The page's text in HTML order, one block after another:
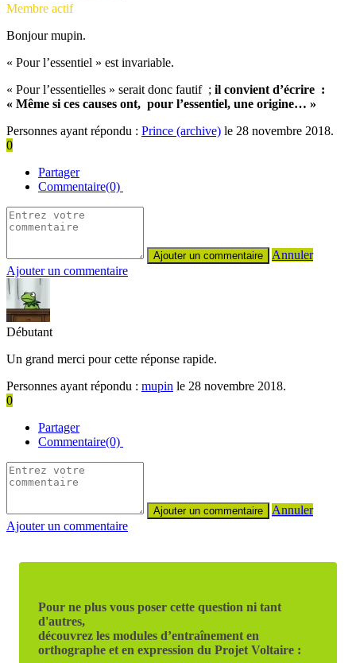
Membre actif
Bonjour mupin.
« Pour l’essentiel » est invariable.
« Pour l’essentielles » serait donc fautif ; il convient d’écrire :
« Même si ces causes ont, pour l’essentiel, une origine… »
Personnes ayant répondu : Prince (archive) le 28 novembre 2018.
0
Partager
Commentaire(0)
Annuler
Ajouter un commentaire
Débutant
Un grand merci pour cette réponse rapide.
Personnes ayant répondu : mupin le 28 novembre 2018.
0
Partager
Commentaire(0)
Annuler
Ajouter un commentaire
Pour ne plus vous poser cette question ni tant
d'autres,
découvrez les modules d’entraînement en
orthographe et en expression du Projet Voltaire :